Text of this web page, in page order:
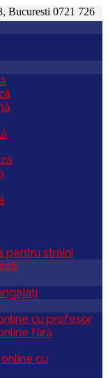
Bucuresti 0721 726
pentru străini
cu profesor
fără
cu